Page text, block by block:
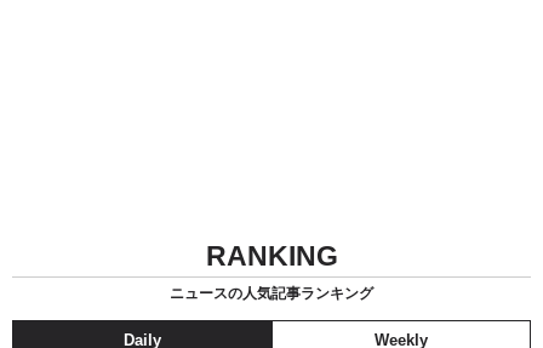
RANKING
ニュースの人気記事ランキング
Daily Weekly